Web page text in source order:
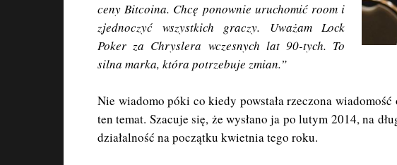
ceny Bitcoina. Chcę ponownie uruchomić room i
zjednoczyć wszystkich graczy. Uważam Lock
Poker za Chryslera wczesnych lat 90-tych. To
silna marka, która potrzebuje zmian.”
Nie wiadomo póki co kiedy powstała rzeczona
ten temat. Szacuje się, że wysłano ja po lutym 2014, na
działalność na początku kwietnia tego roku.